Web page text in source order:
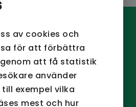
av cookies och
för att förbättra
att få statistik
använder
exempel vilka
mest och hur